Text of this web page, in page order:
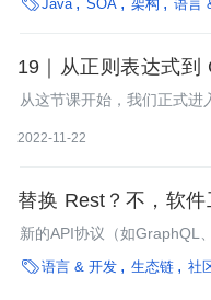
（EAI）之后，文章演示了
Java SOA 架构 语言
19｜从正则表达式到
理手段
从这节课开始，我们正式进
2022-11-22
替换 Rest？不，软
态
新的API协议（如GraphQL
REST启发的HTTP API的
对一协议中体现不出REST
语言 & 开发 生态链 社